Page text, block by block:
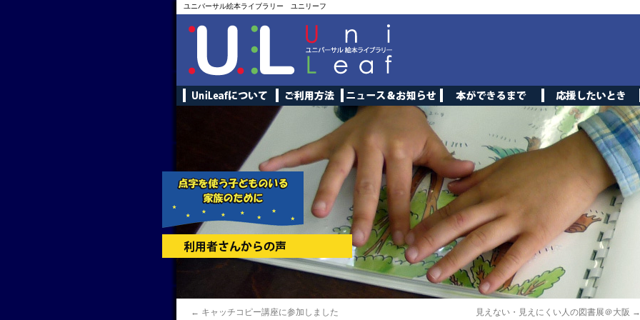
ユニバーサル絵本ライブラリー ユニリーフ
← キャッチコピー講座に参加しました 見えない・見えにくい人の図書展＠大阪 →